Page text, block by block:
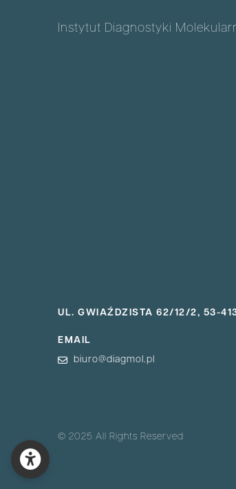
Instytut Diagnostyki
UL. GWIAŹDZISTA 62/12/2, 53-
EMAIL
biuro@diagmol.pl
© 2025 All Rights Reserved